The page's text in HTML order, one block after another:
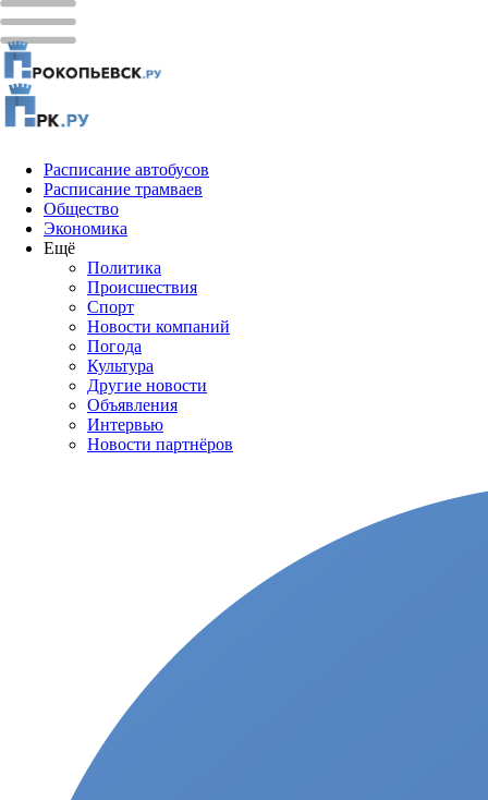
Расписание автобусов
Расписание трамваев
Общество
Экономика
Ещё
Политика
Проиcшествия
Спорт
Новости компаний
Погода
Культура
Другие новости
Объявления
Интервью
Новости партнёров